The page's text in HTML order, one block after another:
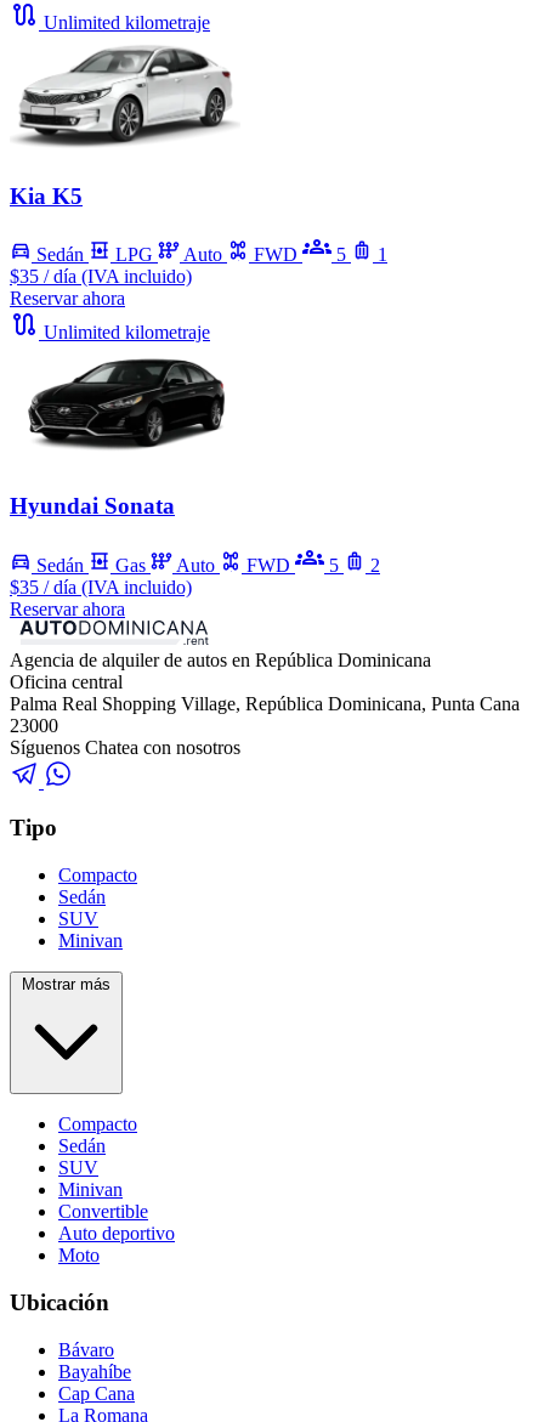
Unlimited kilometraje
Kia K5
Sedán LPG Auto FWD 5
1
$35 / día (IVA incluido)
Reservar ahora
Unlimited kilometraje
Hyundai Sonata
Sedán Gas Auto FWD 5
2
$35 / día (IVA incluido)
Reservar ahora
Agencia de alquiler de autos en República Dominicana
Oficina central
Palma Real Shopping Village, República Dominicana, Punta Cana
23000
Síguenos Chatea con nosotros
Tipo
Compacto
Sedán
SUV
Minivan
Mostrar más
Compacto
Sedán
SUV
Minivan
Convertible
Auto deportivo
Moto
Ubicación
Bávaro
Bayahíbe
Cap Cana
La Romana